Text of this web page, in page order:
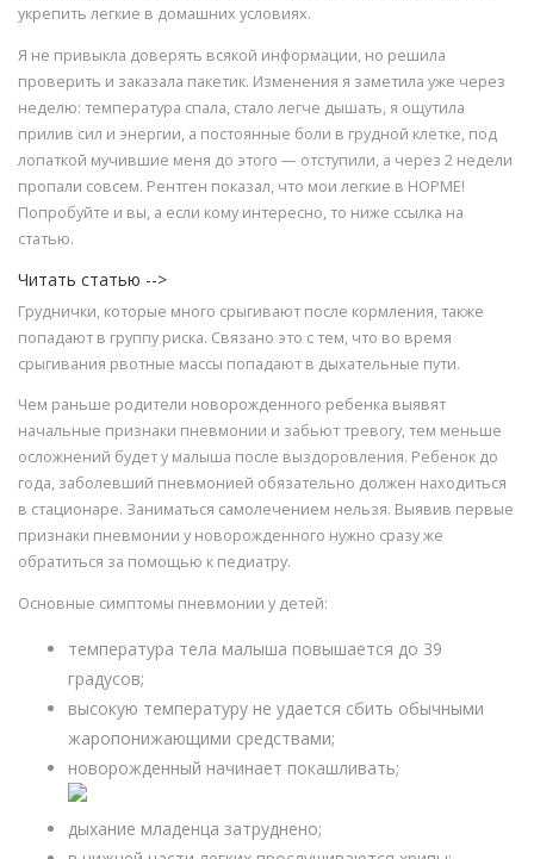
укрепить легкие в домашних условиях.
Я не привыкла доверять всякой информации, но решила
проверить и заказала пакетик. Изменения я заметила уже через
неделю: температура спала, стало легче дышать, я ощутила
прилив сил и энергии, а постоянные боли в грудной клетке, под
лопаткой мучившие меня до этого — отступили, а через 2 недели
пропали совсем. Рентген показал, что мои легкие в НОРМЕ!
Попробуйте и вы, а если кому интересно, то ниже ссылка на
статью.
Читать статью -->
Груднички, которые много срыгивают после кормления, также
попадают в группу риска. Связано это с тем, что во время
срыгивания рвотные массы попадают в дыхательные пути.
Чем раньше родители новорожденного ребенка выявят
начальные признаки пневмонии и забьют тревогу, тем меньше
осложнений будет у малыша после выздоровления. Ребенок до
года, заболевший пневмонией обязательно должен находиться
в стационаре. Заниматься самолечением нельзя. Выявив первые
признаки пневмонии у новорожденного нужно сразу же
обратиться за помощью к педиатру.
Основные симптомы пневмонии у детей:
температура тела малыша повышается до 39
градусов;
высокую температуру не удается сбить обычными
жаропонижающими средствами;
новорожденный начинает покашливать;
дыхание младенца затруднено;